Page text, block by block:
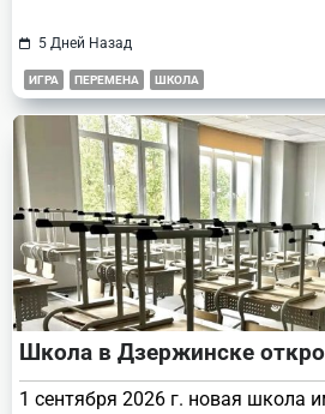
5 Дней Назад
ИГРА ПЕРЕМЕНА ШКОЛА
Школа в Дзержинске
1 сентября 2026 г. новая школа